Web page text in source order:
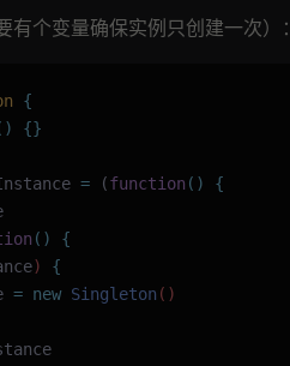
有个变量确保实例只创建一次）：
{
{}
= (function ()
{
()
{
) {
= new Singleton ()